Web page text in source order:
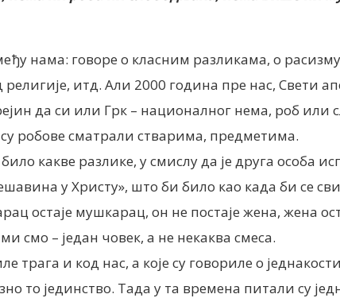
нама: говоре о класним разликама, о
итд. Али 2000 година пре нас, Свети
да си или Грк – националног нема, роб
робове сматрали стварима, предметима.
какве разлике, у смислу да је друга особа
у Христу», што би било као када би се
остаје мушкарац, он не постаје жена, жена
смо – један човек, а не некаква смеса.
трага и код нас, а које су говориле о
то јединство. Тада у та времена питали су